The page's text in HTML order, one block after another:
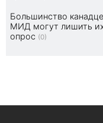
Большинство
МИД могут лишить
опрос (0)